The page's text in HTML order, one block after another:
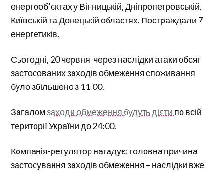
енергооб’єктах у Вінницькій, Дніпропетровській,
Київській та Донецькій областях. Постраждали 7
енергетиків.
Сьогодні, 20 червня, через наслідки атаки обсяг
застосованих заходів обмеження споживання
було збільшено з 11:00.
Загаломзаходи обмеження будуть діяти по всій
території України до 24:00.
Компанія-регулятор нагадує: головна причина
застосування заходів обмеження – наслідки вже